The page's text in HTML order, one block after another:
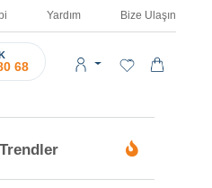
Yardım Bize Ulaşın
68